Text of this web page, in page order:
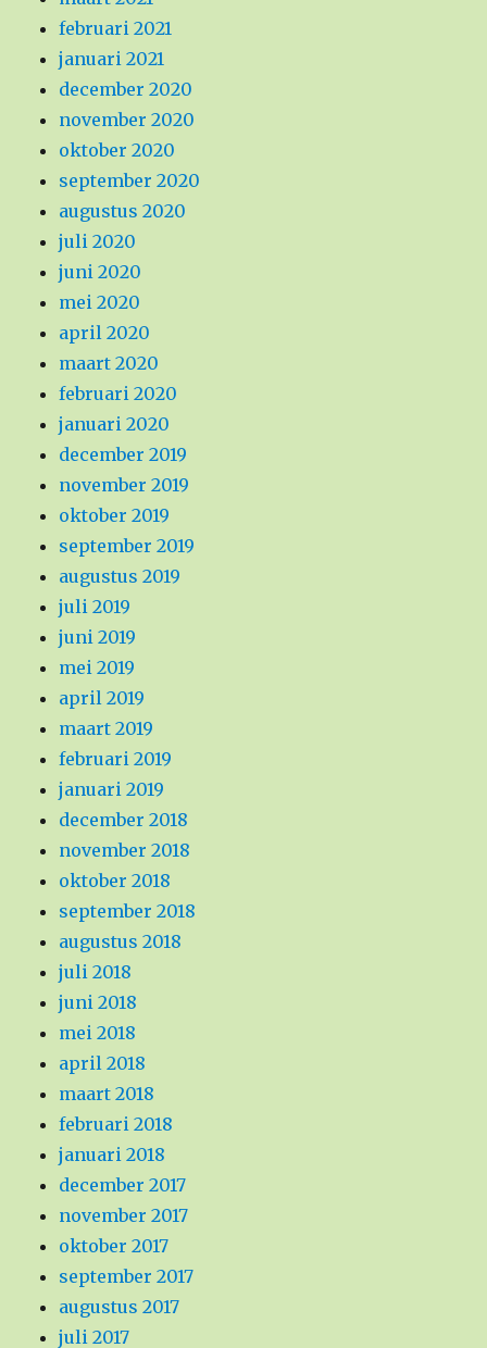
februari 2021
januari 2021
december 2020
november 2020
oktober 2020
september 2020
augustus 2020
juli 2020
juni 2020
mei 2020
april 2020
maart 2020
februari 2020
januari 2020
december 2019
november 2019
oktober 2019
september 2019
augustus 2019
juli 2019
juni 2019
mei 2019
april 2019
maart 2019
februari 2019
januari 2019
december 2018
november 2018
oktober 2018
september 2018
augustus 2018
juli 2018
juni 2018
mei 2018
april 2018
maart 2018
februari 2018
januari 2018
december 2017
november 2017
oktober 2017
september 2017
augustus 2017
juli 2017